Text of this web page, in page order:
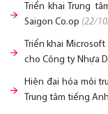
Triển khai Trung
Saigon Co.op (22/
Triển khai
cho Công ty Nhựa
Hiện đại hóa môi
Trung tâm tiếng